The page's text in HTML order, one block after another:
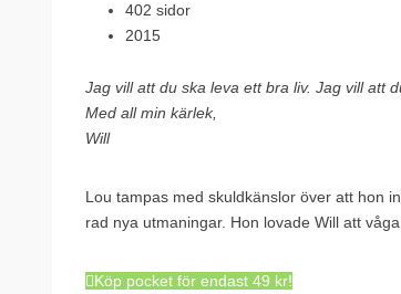
402 sidor
2015
Jag vill att du ska leva ett bra liv. Jag vill att
Med all min kärlek,
Will
Lou tampas med skuldkänslor över att hon
rad nya utmaningar. Hon lovade Will att
Köp pocket för endast 49 kr!